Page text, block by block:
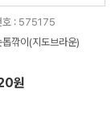
호 : 575175
톱깎이(지도브라운)
원